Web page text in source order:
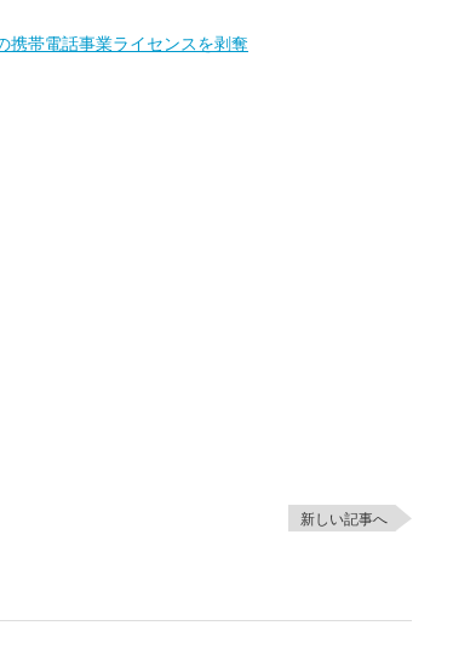
携帯電話事業ライセンスを剥奪
新しい記事へ